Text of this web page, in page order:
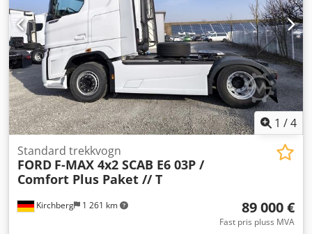
1 /4
Kirchberg 1 261 km
Standard trekkvogn
FORD F-MAX 4x2 SCAB E6 03P /
Comfort Plus Paket // T
89 000 €
Fast pris pluss MVA